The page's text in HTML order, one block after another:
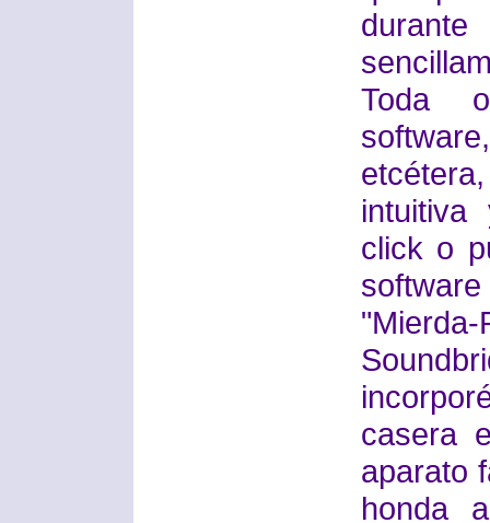
Toda
click o
"Mierda-
casera
aparato
honda